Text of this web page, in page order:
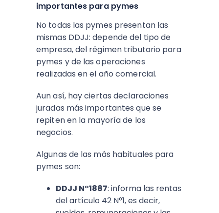
importantes para pymes
No todas las pymes presentan las
mismas DDJJ: depende del tipo de
empresa, del régimen tributario para
pymes y de las operaciones
realizadas en el año comercial.
Aun así, hay ciertas declaraciones
juradas más importantes que se
repiten en la mayoría de los
negocios.​
Algunas de las más habituales para
pymes son:
DDJJ N°1887: informa las rentas
del artículo 42 N°1, es decir,